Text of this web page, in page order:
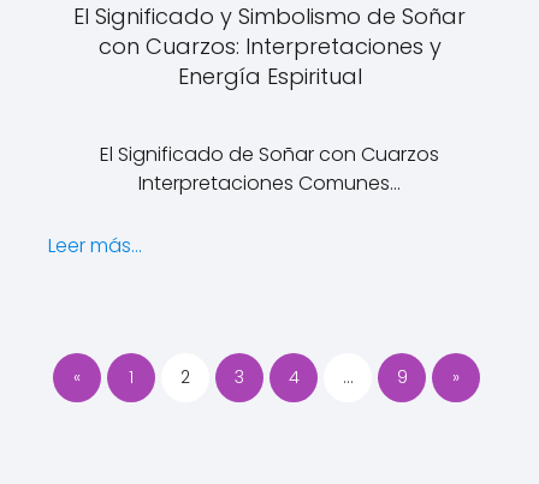
El Significado y Simbolismo de Soñar
con Cuarzos: Interpretaciones y
Energía Espiritual
El Significado de Soñar con Cuarzos
Interpretaciones Comunes…
Leer más...
« 1 2 3 4 … 9 »